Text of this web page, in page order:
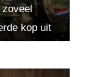
zoveel
kop uit